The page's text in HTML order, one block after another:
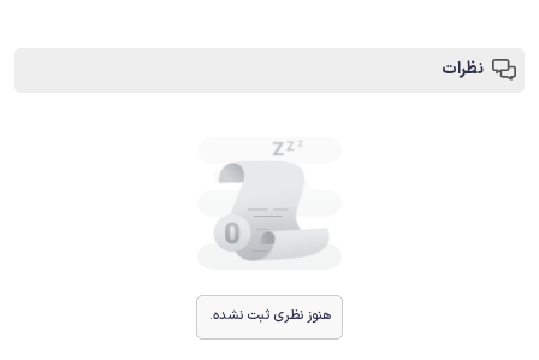
نظرات
هنوز نظری ثبت نشده.